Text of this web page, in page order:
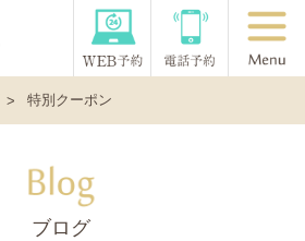
特別クーポン
ブログ